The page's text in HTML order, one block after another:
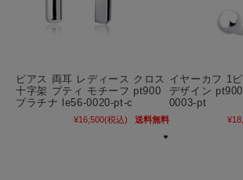
ピアス 両耳 レディース クロス
十字架 プティ モチーフ pt900
プラチナ le56-0020-pt-c
¥16,500(税込) 送料無料
イヤーカフ 1
デザイン
0003-pt